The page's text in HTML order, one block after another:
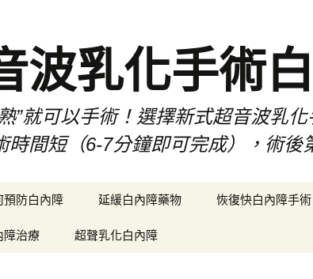
波乳化手術
”就可以手術！選擇新式超音波乳
時間短（6-7分鐘即可完成），術後
預防白內障 延緩白內障藥物 恢復快白內障手術
障治療 超聲乳化白內障